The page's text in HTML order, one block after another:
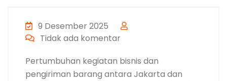
9 Desember 2025
Tidak ada komentar
Pertumbuhan kegiatan bisnis dan
pengiriman barang antara Jakarta dan